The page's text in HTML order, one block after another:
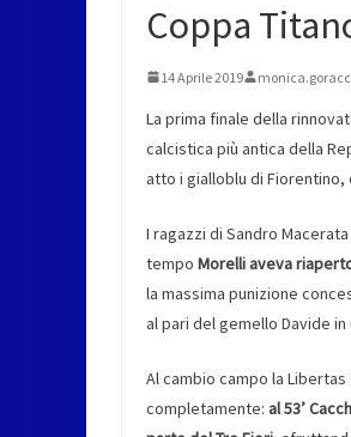
Coppa
14 Aprile 2019
La prima finale della
calcistica più antica della
atto i gialloblu di
I ragazzi di Sandro
tempo Morelli aveva
la massima punizione
al pari del gemello Davide
Al cambio campo la
completamente: al 53’